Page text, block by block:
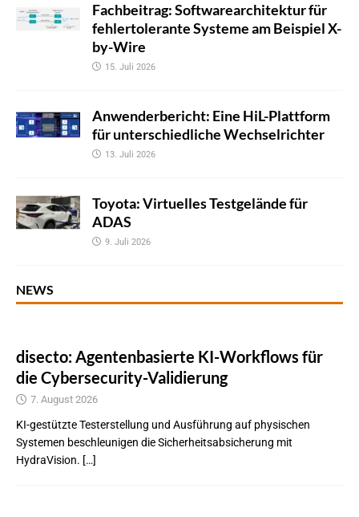
Fachbeitrag: Softwarearchitektur für
fehlertolerante Systeme am Beispiel X-
by-Wire
15. Juli 2026
Anwenderbericht: Eine HiL-Plattform
für unterschiedliche Wechselrichter
13. Juli 2026
Toyota: Virtuelles Testgelände für
ADAS
9. Juli 2026
NEWS
disecto: Agentenbasierte KI-Workflows für
die Cybersecurity-Validierung
7. August 2026
KI-gestützte Testerstellung und Ausführung auf physischen
Systemen beschleunigen die Sicherheitsabsicherung mit
HydraVision. […]